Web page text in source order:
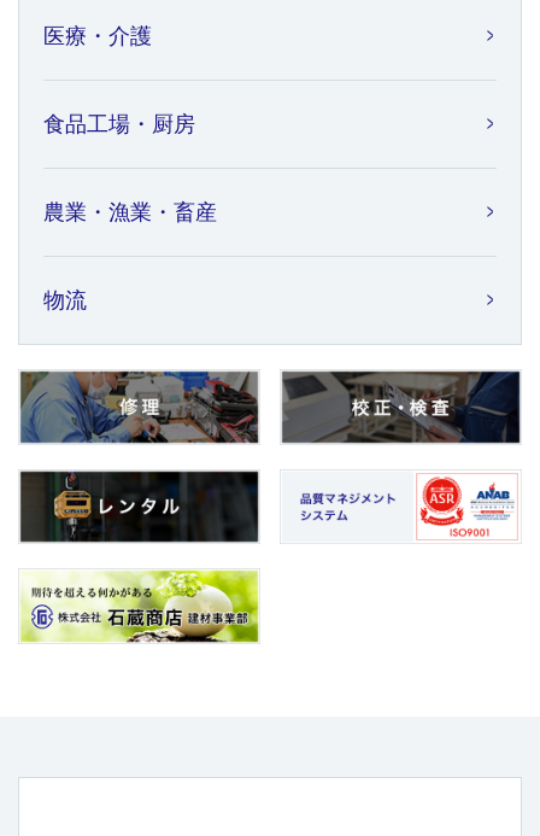
医療・介護
食品工場・厨房
農業・漁業・畜産
物流